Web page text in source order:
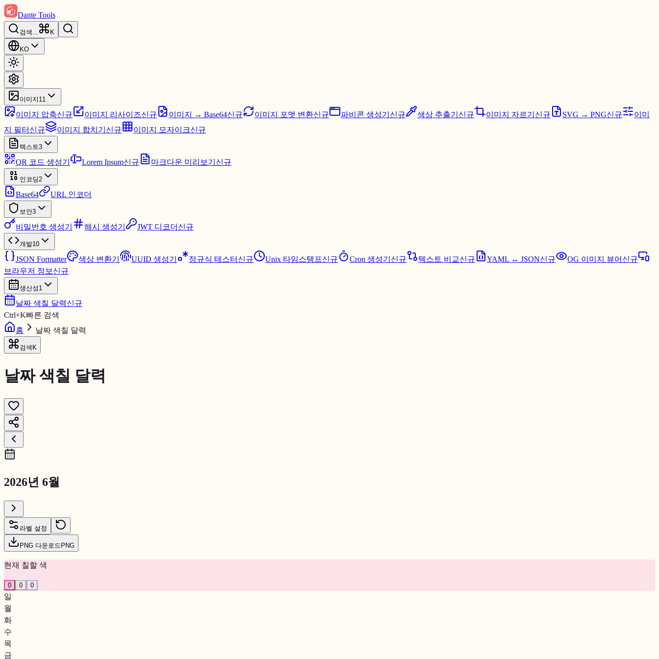
Dante Tools
검색 ... K
KO
이미지 11
이미지 압축신규 이미지 리사이즈신규 이미지 → Base64신규 이미지 포맷 변환신규 파비콘 생성기 신규 색상 추출기 신규 이미지 자르기 신규 SVG → PNG신규
이미
지 필터 신규 이미지 합치기 신규 이미지 모자이크신규
텍스트3
QR 코드 생성기 Lorem Ipsum신규 마크다운 미리보기 신규
인코딩2
Base64 URL 인코더
보안3
비밀번호 생성기 해시 생성기 JWT 디코더 신규
개발10
JSON Formatter 색상 변환기 UUID 생성기 정규식 테스터 신규 Unix 타임스탬프신규 Cron 생성기 신규 텍스트 비교신규 YAML ↔ JSON신규 OG 이미지 뷰어 신규
브라우저 정보 신규
생산성 1
날짜 색칠 달력신규
Ctrl+K빠른 검색
홈
날짜 색칠 달력
검색 K
날짜 색칠 달력
2026년 6월
라벨 설정
PNG 다운로드 PNG
현재 칠할 색
0 0 0
일
월
화
수
목
금